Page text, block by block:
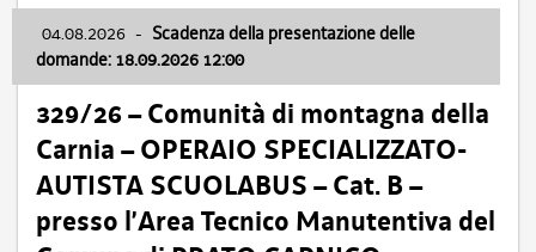
04.08.2026 - Scadenza della presentazione delle
domande: 18.09.2026 12:00
329/26 – Comunità di montagna della
Carnia – OPERAIO SPECIALIZZATO-
AUTISTA SCUOLABUS – Cat. B –
presso l’Area Tecnico Manutentiva del